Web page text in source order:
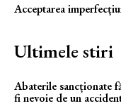
Acceptarea
Ultimele stiri
Abaterile sancționate
fi nevoie de un